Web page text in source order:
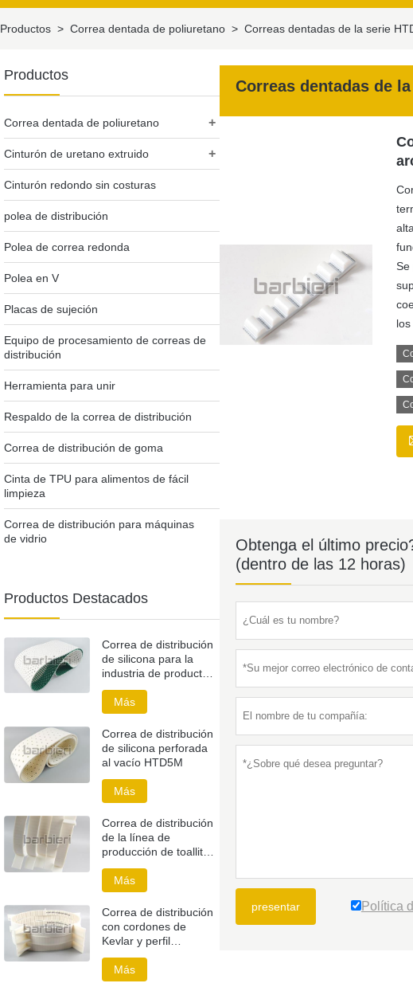
Productos > Correa dentada de poliuretano > Correas dentadas de la serie
Correas dentadas de
Se
Obtenga el último
(dentro de las 12 horas)
presentar Política
Productos
+
Correa dentada de poliuretano
+
Cinturón de uretano extruido
Cinturón redondo sin costuras
polea de distribución
Polea de correa redonda
Polea en V
Placas de sujeción
Equipo de procesamiento de correas de
distribución
Herramienta para unir
Respaldo de la correa de distribución
Correa de distribución de goma
Cinta de TPU para alimentos de fácil
limpieza
Correa de distribución para máquinas
de vidrio
Productos Destacados
Correa de distribución
de silicona para la
industria de productos
sanitarios
Más
Correa de distribución
de silicona perforada
al vacío HTD5M
Más
Correa de distribución
de la línea de
producción de toallitas
húmedas
Más
Correa de distribución
con cordones de
Kevlar y perfil
triangular
Más